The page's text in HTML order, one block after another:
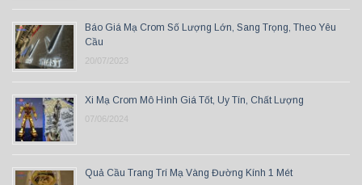
Báo Giá Mạ Crom Số Lượng Lớn, Sang Trọng, Theo Yêu
Cầu
20/07/2023
Xi Mạ Crom Mô Hình Giá Tốt, Uy Tín, Chất Lượng
07/06/2024
Quả Cầu Trang Trí Mạ Vàng Đường Kính 1 Mét